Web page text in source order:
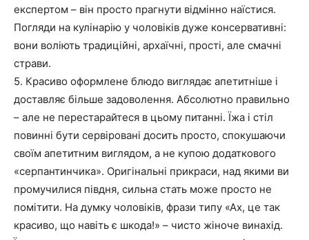
експертом – він просто прагнути відмінно наїстися.
Погляди на кулінарію у чоловіків дуже консервативні:
вони воліють традиційні, архаїчні, прості, але смачні
страви.
5. Красиво оформлене блюдо виглядає апетитніше і
доставляє більше задоволення. Абсолютно правильно
– але не перестарайтеся в цьому питанні. Їжа і стіл
повинні бути сервіровані досить просто, спокушаючи
своїм апетитним виглядом, а не купою додаткового
«серпантинчика». Оригінальні прикраси, над якими ви
промучилися півдня, сильна стать може просто не
помітити. На думку чоловіків, фрази типу «Ах, це так
красиво, що навіть є шкода!» – чисто жіноче винахід.